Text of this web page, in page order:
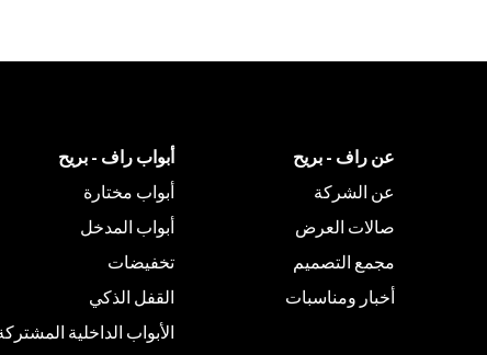
عن راف - بريح
عن الشركة
صالات العرض
مجمع التصميم
أخبار ومناسبات
أبواب راف - بريح
أبواب مختارة
أبواب المدخل
تخفيضات
القفل الذكي
الأبواب الداخلية